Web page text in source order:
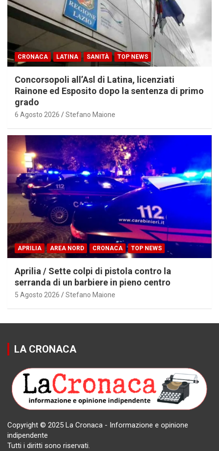
CRONACA LATINA SANITÀ TOP NEWS
Concorsopoli all’Asl di Latina, licenziati
Rainone ed Esposito dopo la sentenza di primo
grado
6 Agosto 2026 Stefano Maione
APRILIA AREA NORD CRONACA TOP NEWS
Aprilia / Sette colpi di pistola contro la
serranda di un barbiere in pieno centro
5 Agosto 2026 Stefano Maione
LA CRONACA
Copyright © 2025 La Cronaca - Informazione e opinione
indipendente
Tutti i diritti sono riservati.